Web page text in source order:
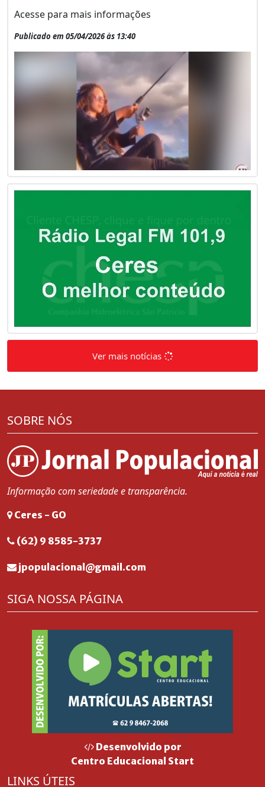
Acesse para mais informações
Publicado em 05/04/2026 às 13:40
Ver mais notícias
SOBRE NÓS
Informação com seriedade e transparência.
Ceres - GO
(62) 9 8585-3737
jpopulacional@gmail.com
SIGA NOSSA PÁGINA
Desenvolvido por
Centro Educacional Start
LINKS ÚTEIS